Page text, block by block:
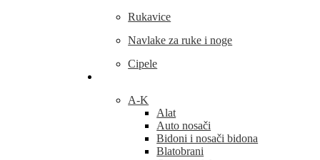
Rukavice
Navlake za ruke i noge
Cipele
A-K
Alat
Auto nosači
Bidoni i nosači bidona
Blatobrani